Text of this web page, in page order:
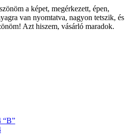
a képet, megérkezett, épen,
van nyomtatva, nagyon tetszik, és
Azt hiszem, vásárló maradok.
“B”